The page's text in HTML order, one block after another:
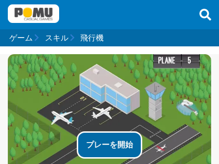
ゲーム スキル 飛行機
プレーを開始